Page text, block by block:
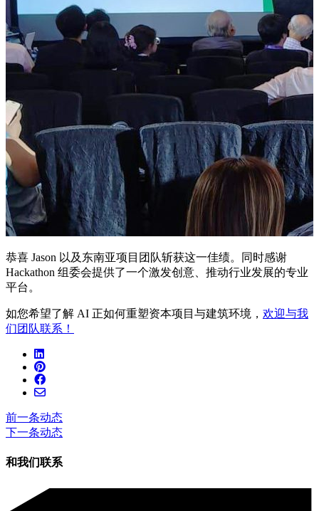
恭喜 Jason 以及东南亚项目团队斩获这一佳绩。同时感谢
Hackathon 组委会提供了一个激发创意、推动行业发展的专业
平台。
如您希望了解 AI 正如何重塑资本项目与建筑环境， 欢迎与我
们团队联系！
前一条动态
下一条动态
和我们联系